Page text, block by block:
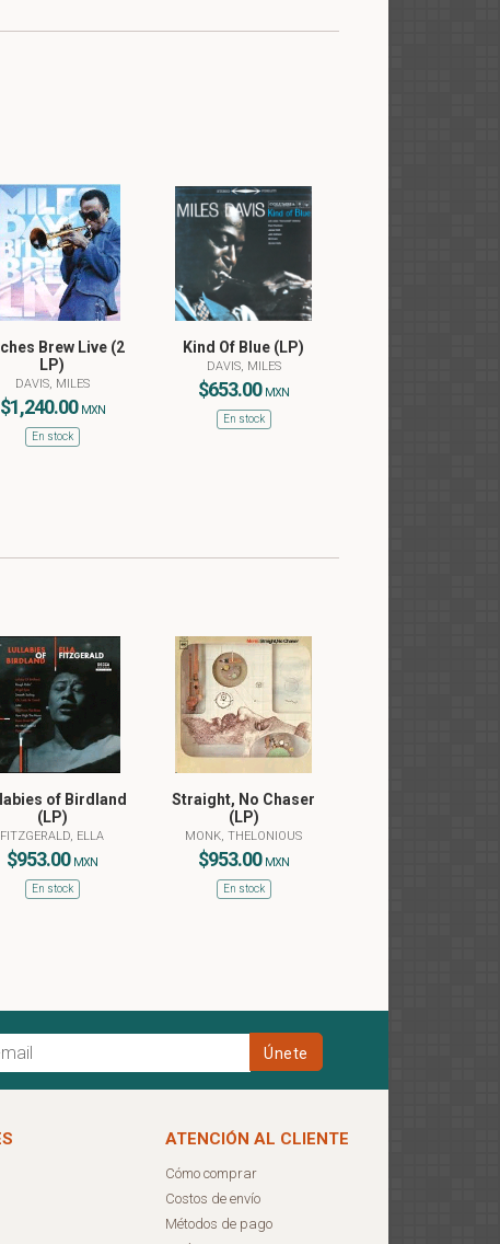
Brew Live (2
LP)
DAVIS, MILES
$1,240.00 MXN
En stock
Kind Of Blue (LP)
DAVIS, MILES
$653.00 MXN
En stock
of Birdland
(LP)
FITZGERALD, ELLA
$953.00 MXN
En stock
Straight, No Chaser
(LP)
MONK, THELONIOUS
$953.00 MXN
En stock
ATENCIÓN AL CLIENTE
Cómo comprar
Costos de envío
Métodos de pago